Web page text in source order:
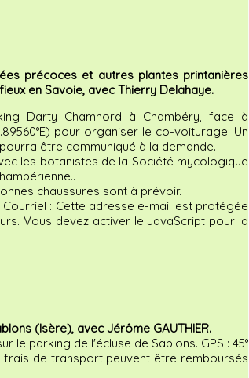
précoces et autres plantes printanières
en Savoie, avec Thierry Delahaye.
Darty Chamnord à Chambéry, face à
pour organiser le co-voiturage. Un
être communiqué à la demande.
les botanistes de la Société mycologique
chaussures sont à prévoir.
Courriel : Cette adresse e-mail est protégée
Vous devez activer le JavaScript pour la
(Isère), avec Jérôme GAUTHIER.
le parking de l'écluse de Sablons. GPS : 45°
frais de transport peuvent être remboursés